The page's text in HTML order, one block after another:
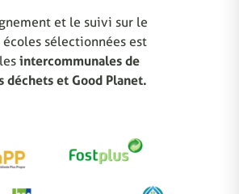
et le suivi sur le
sélectionnées est
intercommunales de
déchets et Good Planet.